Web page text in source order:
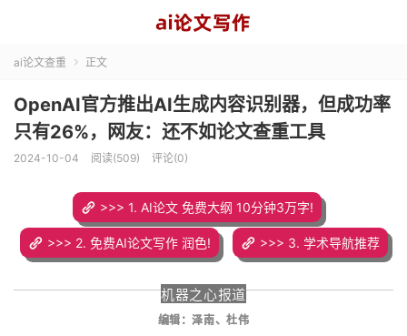
ai论文查重  正文
OpenAI官方推出AI生成内容识别器，但成功率
只有26%，网友：还不如论文查重工具
2024-10-04 阅读(509) 评论(0)
>>> 1. AI论文 免费大纲 10分钟3万字!
>>> 2. 免费AI论文写作 润色! >>> 3. 学术导航推荐
机器之心报道
编辑：泽南、杜伟